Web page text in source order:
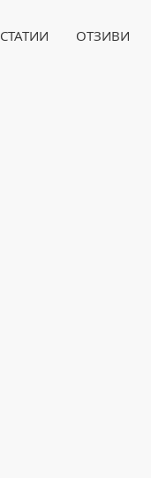
СТАТИИ ОТЗИВИ